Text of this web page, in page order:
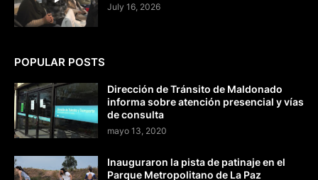
July 16, 2026
POPULAR POSTS
Dirección de Tránsito de Maldonado
informa sobre atención presencial y vías
de consulta
mayo 13, 2020
Inauguraron la pista de patinaje en el
Parque Metropolitano de La Paz